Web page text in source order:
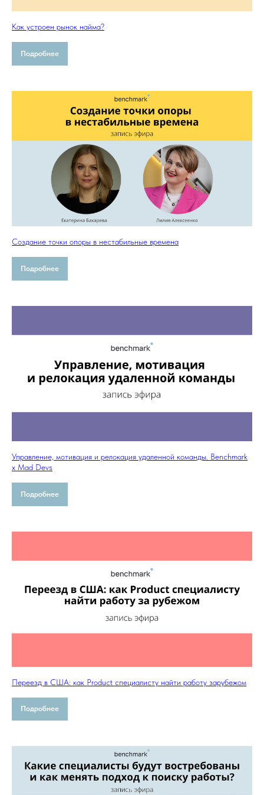
Как устроен рынок найма?
Подробнее
Создание точки опоры в нестабильные времена
Подробнее
Управление, мотивация и релокация удаленной команды. Benchmark
x Mad Devs
Подробнее
Переезд в США: как Product специалисту найти работу зарубежом
Подробнее